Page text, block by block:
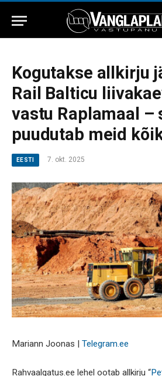
Kogutakse allkirju
Rail Balticu
vastu Raplamaal –
puudutab meid
EESTI 7. okt. 2025
Mariann Joonas | Telegram.ee
Rahvaalgatus.ee lehel ootab allkirju “